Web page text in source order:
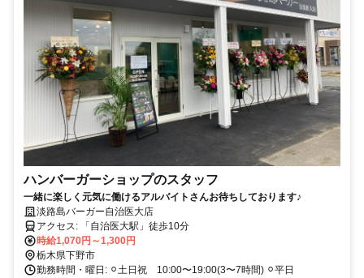
ハンバーガーショップのスタッフ
一緒に楽しく元気に働けるアルバイトさんお待ちしております♪
淡路島バーガー自治医大店
アクセス: 「自治医大駅」徒歩10分
時給1,070円～1,300円
栃木県下野市
勤務時間・曜日: ⚪︎土日祝 10:00〜19:00(3〜7時間) ⚪︎平日